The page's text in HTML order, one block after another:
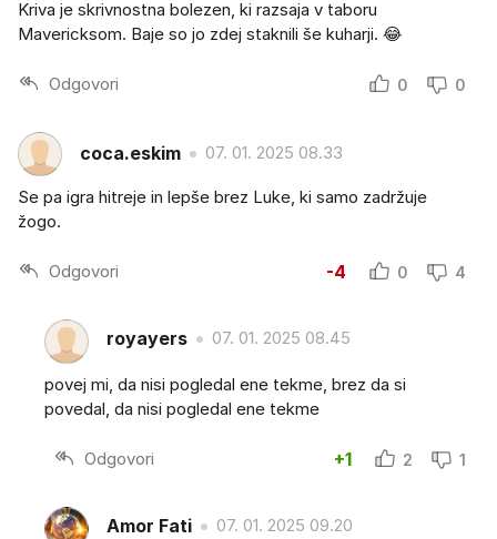
Kriva je skrivnostna bolezen, ki razsaja v taboru
Mavericksom. Baje so jo zdej staknili še kuharji. 😂
Odgovori 0 0
coca.eskim 07. 01. 2025 08.33
Se pa igra hitreje in lepše brez Luke, ki samo zadržuje
žogo.
Odgovori -4 0 4
royayers 07. 01. 2025 08.45
povej mi, da nisi pogledal ene tekme, brez da si
povedal, da nisi pogledal ene tekme
Odgovori +1 2 1
Amor Fati 07. 01. 2025 09.20